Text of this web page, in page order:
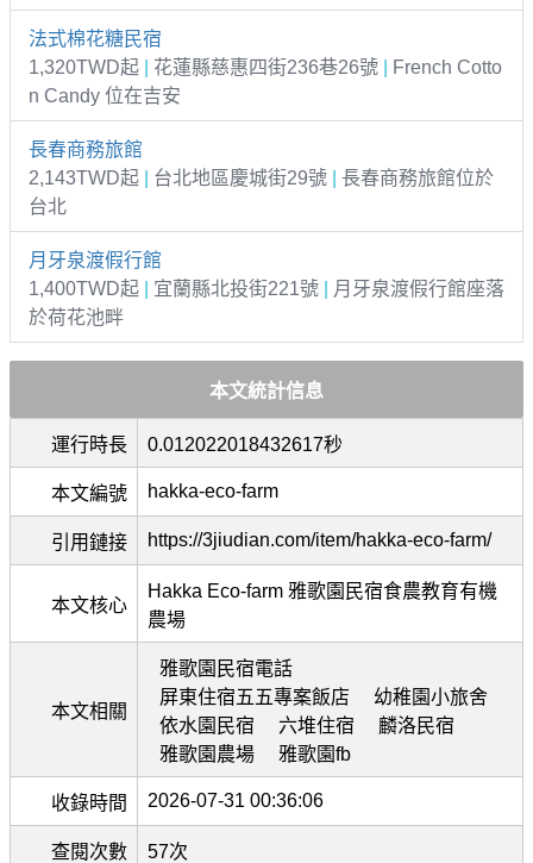
法式棉花糖民宿
1,320TWD起
花蓮縣慈惠四街236巷26號
French Cotto
n Candy 位在吉安
長春商務旅館
2,143TWD起
台北地區慶城街29號
長春商務旅館位於
台北
月牙泉渡假行館
1,400TWD起
宜蘭縣北投街221號
月牙泉渡假行館座落
於荷花池畔
本文統計信息
運行時長 0.012022018432617秒
本文編號 hakka-eco-farm
引用鏈接 https://3jiudian.com/item/hakka-eco-farm/
本文核心
Hakka Eco-farm 雅歌園民宿食農教育有機
農場
本文相關
雅歌園民宿電話
屏東住宿五五專案飯店
幼稚園小旅舍
依水園民宿
六堆住宿
麟洛民宿
雅歌園農場
雅歌園fb
收錄時間 2026-07-31 00:36:06
查閱次數 57次